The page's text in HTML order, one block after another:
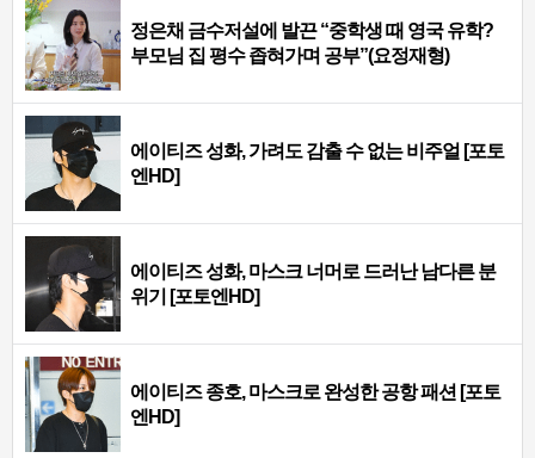
정은채 금수저설에 발끈 “중학생 때 영국 유학?
부모님 집 평수 좁혀가며 공부”(요정재형)
에이티즈 성화, 가려도 감출 수 없는 비주얼 [포토
엔HD]
에이티즈 성화, 마스크 너머로 드러난 남다른 분
위기 [포토엔HD]
에이티즈 종호, 마스크로 완성한 공항 패션 [포토
엔HD]